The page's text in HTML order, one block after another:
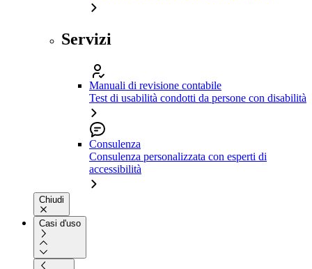
Servizi
Manuali di revisione contabile
Test di usabilità condotti da persone con disabilità
Consulenza
Consulenza personalizzata con esperti di
accessibilità
Chiudi
Casi d'uso